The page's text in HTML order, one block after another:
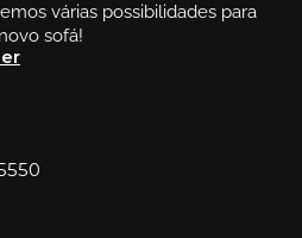
várias possibilidades para
sofá!